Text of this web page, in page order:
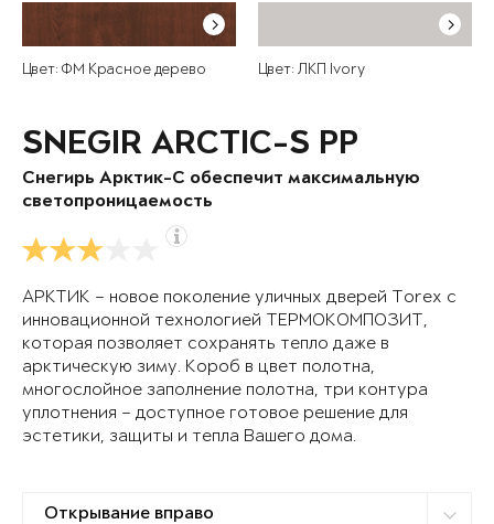
Цвет: ФМ Красное дерево Цвет: ЛКП Ivory
SNEGIR ARCTIC-S PP
Снегирь Арктик-С обеспечит максимальную
светопроницаемость
АРКТИК – новое поколение уличных дверей Torex с
инновационной технологией ТЕРМОКОМПОЗИТ,
которая позволяет сохранять тепло даже в
арктическую зиму. Короб в цвет полотна,
многослойное заполнение полотна, три контура
уплотнения – доступное готовое решение для
эстетики, защиты и тепла Вашего дома.